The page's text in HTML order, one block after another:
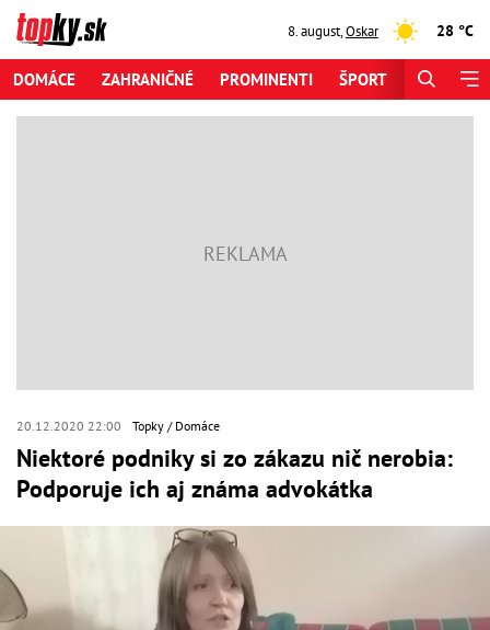
8. august,Oskar 28 °C
DOMÁCE ZAHRANIČNÉ PROMINENTI ŠPORT
20.12.2020 22:00 Topky Domáce
Niektoré podniky si zo zákazu nič nerobia:
Podporuje ich aj známa advokátka